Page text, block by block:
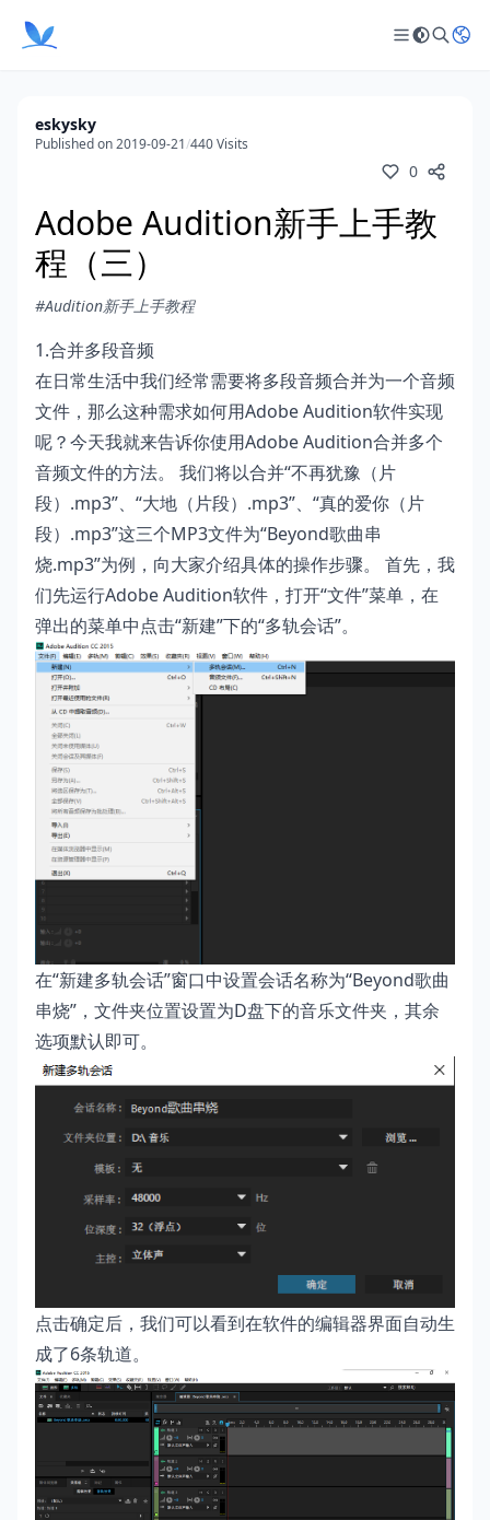
eskysky
Published on 2019-09-21/440 Visits
0
Adobe Audition新手上手教
程（三）
#Audition新手上手教程
1.合并多段音频
在日常生活中我们经常需要将多段音频合并为一个音频
文件，那么这种需求如何用Adobe Audition软件实现
呢？今天我就来告诉你使用Adobe Audition合并多个
音频文件的方法。 我们将以合并“不再犹豫（片
段）.mp3”、“大地（片段）.mp3”、“真的爱你（片
段）.mp3”这三个MP3文件为“Beyond歌曲串
烧.mp3”为例，向大家介绍具体的操作步骤。 首先，我
们先运行Adobe Audition软件，打开“文件”菜单，在
弹出的菜单中点击“新建”下的“多轨会话”。
在“新建多轨会话”窗口中设置会话名称为“Beyond歌曲
串烧”，文件夹位置设置为D盘下的音乐文件夹，其余
选项默认即可。
点击确定后，我们可以看到在软件的编辑器界面自动生
成了6条轨道。